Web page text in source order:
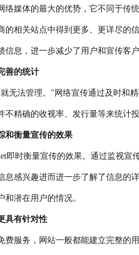
络媒体的最大的优势，它不同于传
的相关站点中得到更多、更详尽的
信息，进一步减少了用户和宣传客
善的统计
无法管理。"网络宣传通过及时和
不精确的收视率、发行量等来统计投
和衡量宣传的效果
即时衡量宣传的效果。通过监视
息感兴趣进而进一步了解了信息的
和潜在用户的情况。
具有针对性
费服务，网站一般都能建立完整的